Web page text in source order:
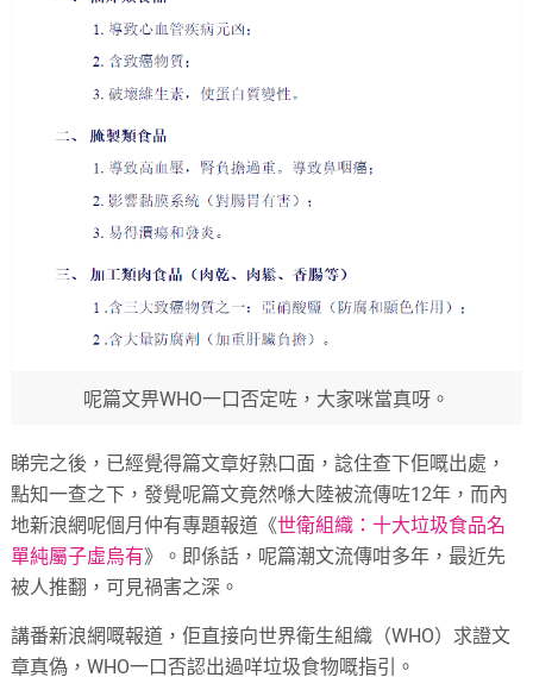
呢篇文畀WHO一口否定咗，大家咪當真呀。
睇完之後，已經覺得篇文章好熟口面，諗住查下佢嘅出處，
點知一查之下，發覺呢篇文竟然喺大陸被流傳咗12年，而內
地新浪網呢個月仲有專題報道《世衛組織：十大垃圾食品名
單純屬子虛烏有》。即係話，呢篇潮文流傳咁多年，最近先
被人推翻，可見禍害之深。
講番新浪網嘅報道，佢直接向世界衛生組織（WHO）求證文
章真偽，WHO一口否認出過咩垃圾食物嘅指引。